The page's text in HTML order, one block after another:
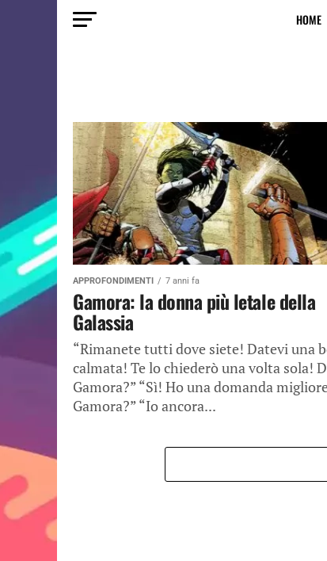
HOME
APPROFONDIMENTI 7 anni fa
Gamora: la donna più letale della
Galassia
“Rimanete tutti dove siete! Datevi una
calmata! Te lo chiederò una volta sola!
Gamora?” “Sì! Ho una domanda
Gamora?” “Io ancora...